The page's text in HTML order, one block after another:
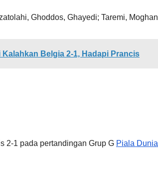
Ghoddos, Ghayedi; Taremi,
Belgia 2-1, Hadapi Prancis
2-1 pada pertandingan Grup G Piala Dunia